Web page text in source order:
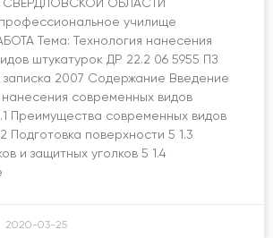
училище
Тема: Технология нанесения
штукатурок ДР 22.2 06 5955 ПЗ
записка 2007 Содержание Введение
нанесения современных видов
Преимущества современных видов
Подготовка поверхности 5 1.3
и защитных уголков 5 1.4
2020-03-25